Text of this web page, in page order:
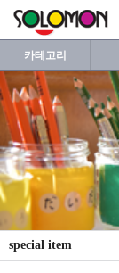
카테고리
special item